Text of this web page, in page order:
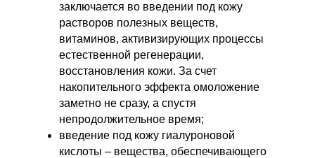
заключается во введении под кожу
растворов полезных веществ,
витаминов, активизирующих процессы
естественной регенерации,
восстановления кожи. За счет
накопительного эффекта омоложение
заметно не сразу, а спустя
непродолжительное время;
введение под кожу гиалуроновой
кислоты – вещества, обеспечивающего